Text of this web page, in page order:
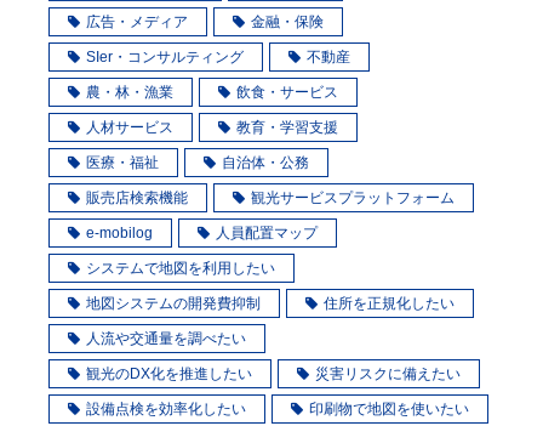
広告・メディア 金融・保険
SIer・コンサルティング 不動産
農・林・漁業 飲食・サービス
人材サービス 教育・学習支援
医療・福祉 自治体・公務
販売店検索機能 観光サービスプラットフォーム
e-mobilog 人員配置マップ
システムで地図を利用したい
地図システムの開発費抑制 住所を正規化したい
人流や交通量を調べたい
観光のDX化を推進したい 災害リスクに備えたい
設備点検を効率化したい 印刷物で地図を使いたい